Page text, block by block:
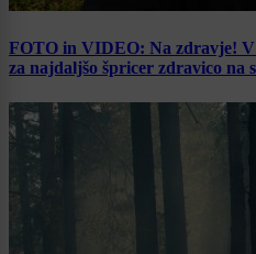
FOTO in VIDEO: Na zdravje!
za najdaljšo špricer zdravico na